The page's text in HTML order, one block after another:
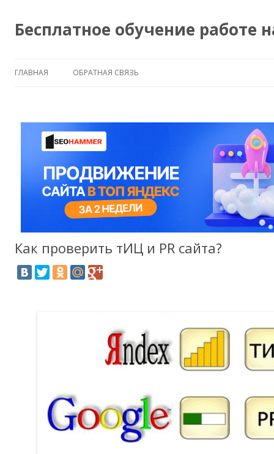
Бесплатное обучение работе
ГЛАВНАЯ ОБРАТНАЯ СВЯЗЬ
Как проверить тИЦ и PR сайта?